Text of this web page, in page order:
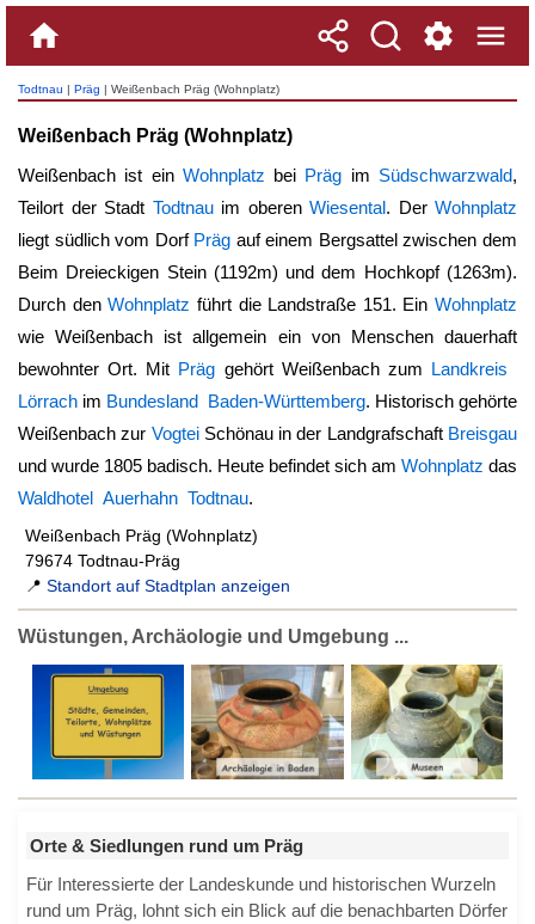
Todtnau | Präg | Weißenbach Präg (Wohnplatz)
Weißenbach Präg (Wohnplatz)
Weißenbach ist ein Wohnplatz bei Präg im Südschwarzwald,
Teilort der Stadt Todtnauim oberen Wiesental. Der Wohnplatz
liegt südlich vom Dorf Präg auf einem Bergsattel zwischen dem
Beim Dreieckigen Stein (1192m) und dem Hochkopf (1263m).
Durch denWohnplatz führt die Landstraße 151. Ein Wohnplatz
wie Weißenbach ist allgemein ein von Menschen dauerhaft
bewohnter Ort. Mit Präg gehört Weißenbach zum Landkreis
Lörrach im Bundesland Baden-Württemberg. Historisch gehörte
Weißenbach zur VogteiSchönau in der Landgrafschaft Breisgau
und wurde 1805 badisch. Heute befindet sich am Wohnplatz das
Waldhotel Auerhahn Todtnau.
Weißenbach Präg (Wohnplatz)
79674 Todtnau-Präg
📍 Standort auf Stadtplan anzeigen
Wüstungen, Archäologie und Umgebung ...
Orte & Siedlungen rund um Präg
Für Interessierte der Landeskunde und historischen Wurzeln
rund um Präg, lohnt sich ein Blick auf die benachbarten Dörfer